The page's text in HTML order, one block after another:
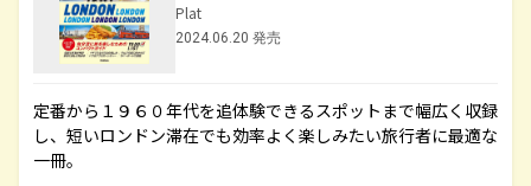
Plat
2024.06.20 発売
定番から１９６０年代を追体験できるスポットまで幅広く収録
し、短いロンドン滞在でも効率よく楽しみたい旅行者に最適な
一冊。